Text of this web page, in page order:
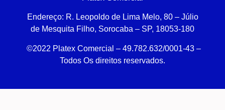
Endereço: R. Leopoldo de Lima Melo, 80 – Júlio
de Mesquita Filho, Sorocaba – SP, 18053-180
©2022 Platex Comercial – 49.782.632/0001-43 –
Todos Os direitos reservados.